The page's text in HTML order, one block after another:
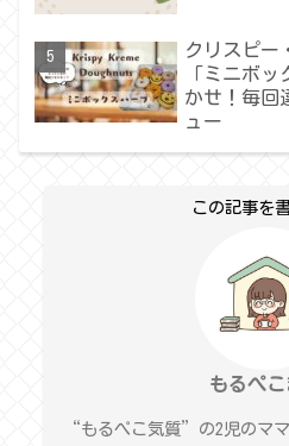
クリスピー
「ミニボ
かせ！毎回
ュー
この記事を
もるぺこ
“もるぺこ気質”の2児のママ